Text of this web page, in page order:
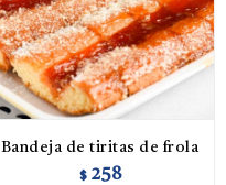
Bandeja de tiritas de frola
$ 258